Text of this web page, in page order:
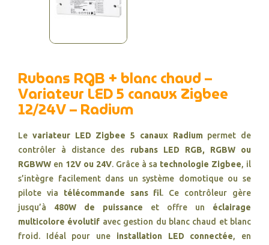
Rubans RGB + blanc chaud –
Variateur LED 5 canaux Zigbee
12/24V – Radium
Le variateur LED Zigbee 5 canaux Radium permet de
contrôler à distance des rubans LED RGB, RGBW ou
RGBWW en 12V ou 24V. Grâce à sa technologie Zigbee, il
s’intègre facilement dans un système domotique ou se
pilote via télécommande sans fil. Ce contrôleur gère
jusqu’à 480W de puissance et offre un éclairage
multicolore évolutif avec gestion du blanc chaud et blanc
froid. Idéal pour une installation LED connectée, en